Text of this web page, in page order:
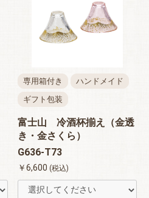
専用箱付き
ハンドメイド
ギフト包装
富士山 冷酒杯揃え（金透
き・金さくら）
G636-T73
￥6,600 (税込)